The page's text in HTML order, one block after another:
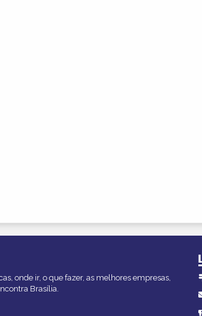
onde ir, o que fazer, as melhores empresas,
Brasília.